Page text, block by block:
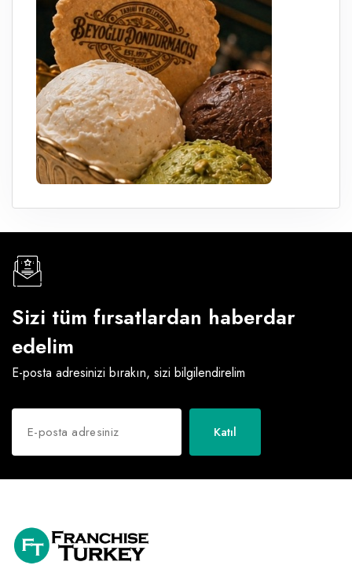
Sizi tüm fırsatlardan haberdar
edelim
E-posta adresinizi bırakın, sizi bilgilendirelim
Katıl